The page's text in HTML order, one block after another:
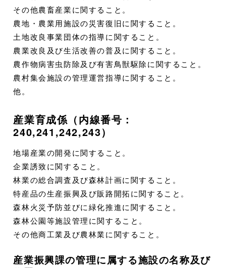
その他農畜産業に関すること。
農地・農業用施設の災害復旧に関すること。
土地改良事業団体の指導に関すること。
農業改良及び生活改善の普及に関すること。
農作物病害虫防除及び有害鳥獣駆除に関すること。
農村集会施設の管理運営指導に関すること。
他。
産業育成係（内線番号：
240,241,242,243）
地場産業の開発に関すること。
企業誘致に関すること。
林業の総合調査及び森林計画に関すること。
特産品の生産振興及び販路開拓に関すること。
森林火災予防並びに緑化推進に関すること。
森林公園等施設管理に関すること。
その他商工業及び農林業に関すること。
産業振興課の管理に属する施設の名称及び